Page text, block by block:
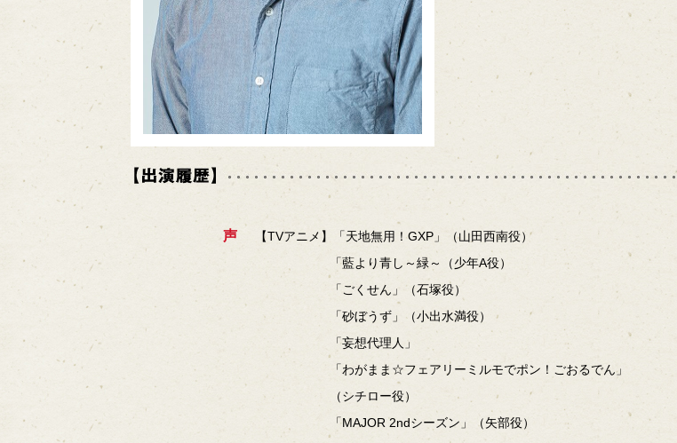
声
【TVアニメ】「天地無用！GXP」（山田西南役）
「藍より青し～緑～（少年A役）
「ごくせん」（石塚役）
「砂ぼうず」（小出水満役）
「妄想代理人」
「わがまま☆フェアリーミルモでポン！ごおるでん」
（シチロー役）
「MAJOR 2ndシーズン」（矢部役）